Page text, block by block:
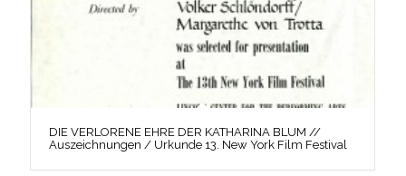
DIE VERLORENE EHRE DER KATHARINA BLUM //
Auszeichnungen / Urkunde 13. New York Film Festival